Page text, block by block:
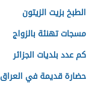
الطبخ بزيت الزيتون
مسجات تهنئة بالزواج
كم عدد بلديات الجزائر
حضارة قديمة في العراق